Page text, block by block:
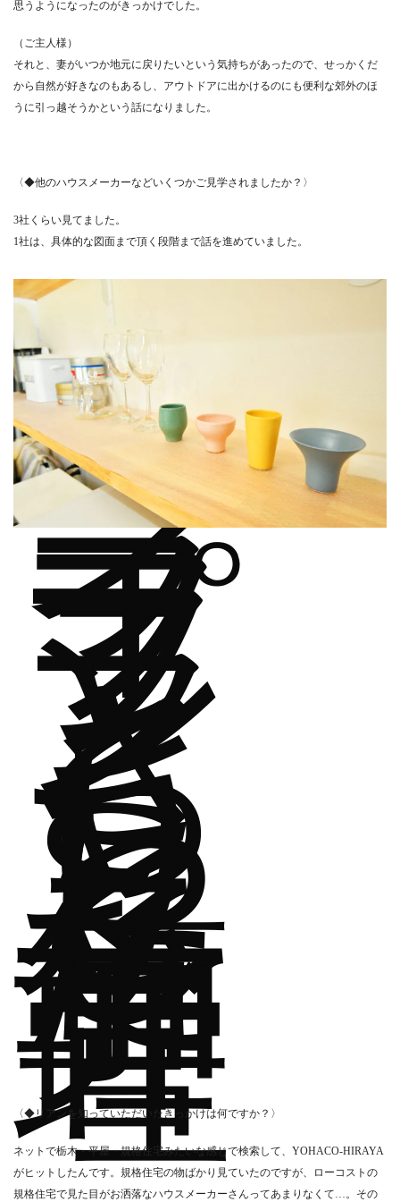
思うようになったのがきっかけでした。
（ご主人様）
それと、妻がいつか地元に戻りたいという気持ちがあったので、せっかくだ
から自然が好きなのもあるし、アウトドアに出かけるのにも便利な郊外のほ
うに引っ越そうかという話になりました。
〈◆他のハウスメーカーなどいくつかご見学されましたか？〉
3社くらい見てました。
1社は、具体的な図面まで頂く段階まで話を進めていました。
ラ
イ
フ
プ
ラ
ン
と
き
っ
ち
り
と
し
た
予
算
管
理
〈◆リアンを知っていただいたきっかけは何ですか？〉
ネットで栃木・平屋・規格住宅みたいな感じで検索して、YOHACO‐HIRAYA
がヒットしたんです。規格住宅の物ばかり見ていたのですが、ローコストの
規格住宅で見た目がお洒落なハウスメーカーさんってあまりなくて…。その